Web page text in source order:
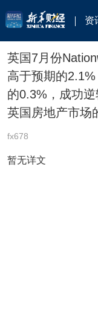
资
英国7月份
高于预期的
的0.3%，成功
英国房地产市场
fx678
暂无详文